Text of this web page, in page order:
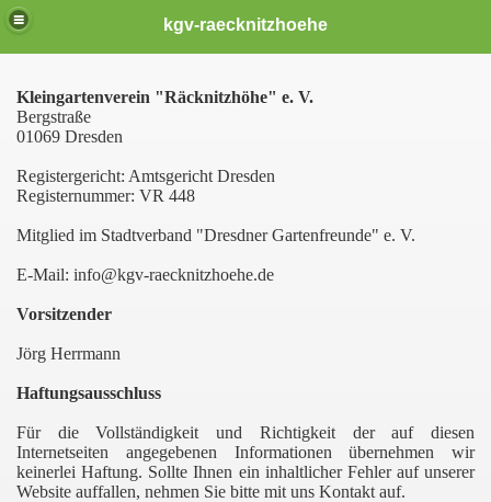
kgv-raecknitzhoehe
Kleingartenverein "Räcknitzhöhe" e. V.
Bergstraße
01069 Dresden
Registergericht: Amtsgericht Dresden
Registernummer: VR 448
Mitglied im Stadtverband "Dresdner Gartenfreunde" e. V.
E-Mail: info@kgv-raecknitzhoehe.de
Vorsitzender
Jörg Herrmann
Haftungsausschluss
Für die Vollständigkeit und Richtigkeit der auf diesen
Internetseiten angegebenen Informationen übernehmen wir
keinerlei Haftung. Sollte Ihnen ein inhaltlicher Fehler auf unserer
Website auffallen, nehmen Sie bitte mit uns Kontakt auf.